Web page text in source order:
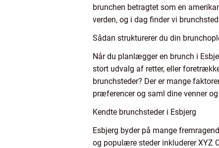
brunchen betragtet som en
verden, og i dag finder vi
Sådan strukturerer du din
Når du planlægger en brunch i
stort udvalg af retter, eller
brunchsteder? Der er mange
præferencer og saml dine venner
Kendte brunchsteder i Esbjerg
Esbjerg byder på mange
og populære steder inkluderer XYZ